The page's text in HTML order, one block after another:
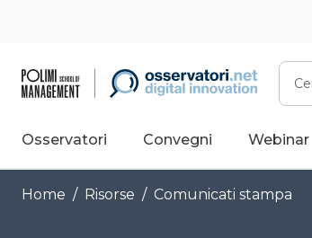
Cerca
Osservatori Convegni Webinar
Home / Risorse / Comunicati stampa